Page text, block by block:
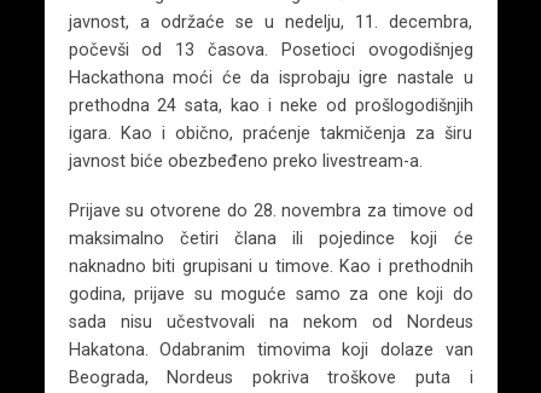
javnost, a održaće se u nedelju, 11. decembra,
počevši od 13 časova. Posetioci ovogodišnjeg
Hackathona moći će da isprobaju igre nastale u
prethodna 24 sata, kao i neke od prošlogodišnjih
igara. Kao i obično, praćenje takmičenja za širu
javnost biće obezbeđeno preko livestream-a.
Prijave su otvorene do 28. novembra za timove od
maksimalno četiri člana ili pojedince koji će
naknadno biti grupisani u timove. Kao i prethodnih
godina, prijave su moguće samo za one koji do
sada nisu učestvovali na nekom od Nordeus
Hakatona. Odabranim timovima koji dolaze van
Beograda, Nordeus pokriva troškove puta i